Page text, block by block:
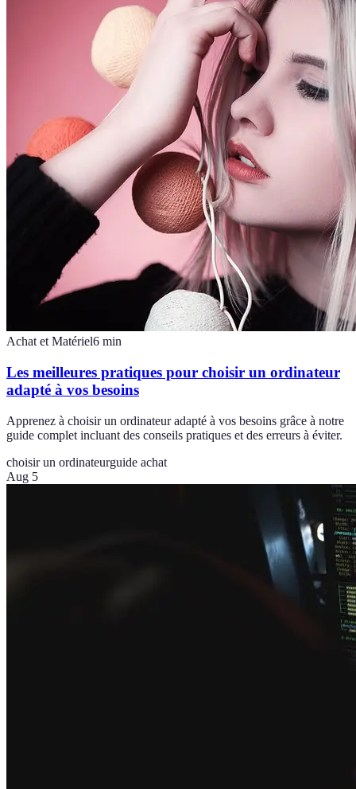
Achat et Matériel6 min
Les meilleures pratiques pour choisir un ordinateur
adapté à vos besoins
Apprenez à choisir un ordinateur adapté à vos besoins grâce à notre
guide complet incluant des conseils pratiques et des erreurs à éviter.
choisir un ordinateurguide achat
Aug 5